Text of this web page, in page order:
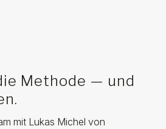
Methode — und
mit Lukas Michel von